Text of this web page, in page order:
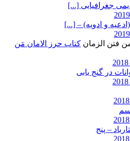
جغرافیایی [...]
و ادویه) – [...]
کتاب حرز الامان مَن
در گنج یابی
– پنج